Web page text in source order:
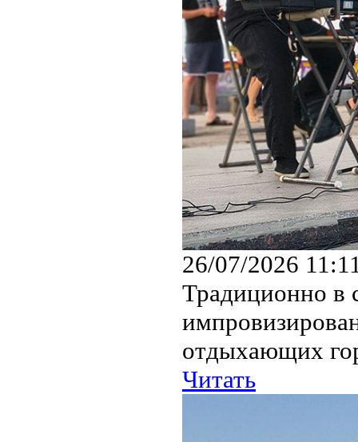
26/07/2026
Традиционно в
отдыхающих
Читать